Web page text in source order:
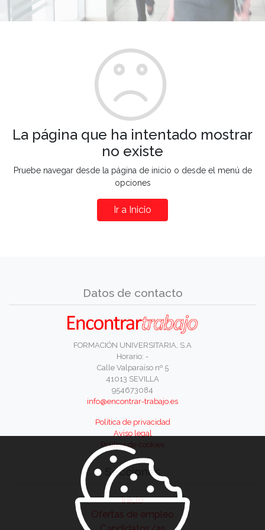
La página que ha intentado mostrar
no existe
Pruebe navegar desde la página de inicio o desde el menú de
opciones
Ir a Inicio
Datos de contacto
FORMACIÓN UNIVERSITARIA, S.A
Horario: -
Calle Valparaíso nº 5
41013 SEVILLA
954673084
info@encontrar-trabajo.es
Política de privacidad
Aviso legal
Política de cookies
Secciones
Inicio
Ofertas de empleo